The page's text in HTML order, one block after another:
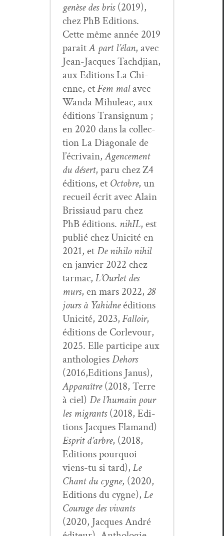
genèse des bris(2019),
chez PhB Edi­tions.
Cette même année 2019
paraîtA part l’élan, avec
Jean-Jacques Tachd­jian,
aux Edi­tions La Chi­
enne, etFem malavec
Wan­da Mihuleac, aux
édi­tions Tran­signum ;
en 2020 dans la col­lec­
tion La Diag­o­nale de
l’écrivain,Agence­ment
du désert, paru chez Z4
édi­tions, et Octo­bre, un
recueil écrit avec Alain
Bris­si­aud paru chez
PhB édi­tions. nihIL, est
pub­lié chez Unic­ité en
2021, etDe nihi­lo nihil
en jan­vi­er 2022 chez
tar­mac, L’Ourlet des
murs, en mars 2022, 28
jours à Yahidneédi­tions
Unic­ité, 2023, Fal­loir,
édi­tions de Cor­levour,
2025. Elle par­ticipe aux
antholo­giesDehors
(2016,Editions Janus),
Appa­raître(2018, Terre
à ciel) De l’hu­main pour
les migrants(2018, Edi­
tions Jacques Fla­mand)
Esprit d’ar­bre, (2018,
Edi­tions pourquoi
viens-tu si tard), Le
Chant du cygne, (2020,
Edi­tions du cygne), Le
Courage des vivants
(2020, Jacques André